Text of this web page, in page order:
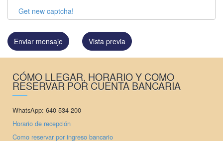
Get new captcha!
CÓMO LLEGAR, HORARIO Y COMO
RESERVAR POR CUENTA BANCARIA
WhatsApp: 640 534 200
Horario de recepción
Como reservar por ingreso bancario